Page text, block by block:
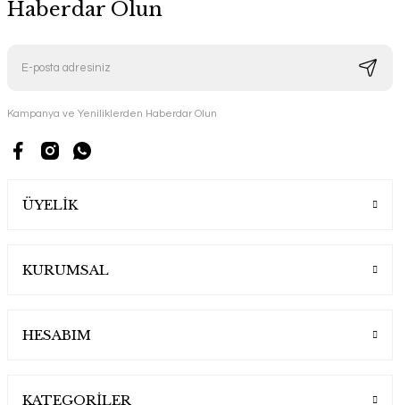
Haberdar Olun
Kampanya ve Yeniliklerden Haberdar Olun
ÜYELİK
KURUMSAL
HESABIM
KATEGORİLER